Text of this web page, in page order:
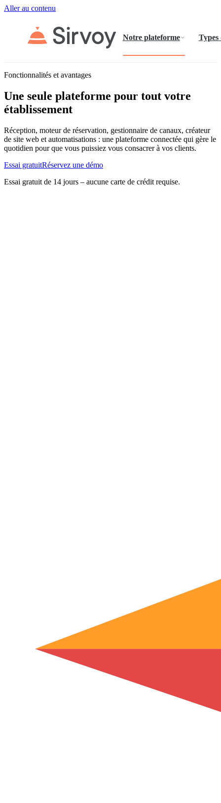
Aller au contenu
Notre plateforme Types
Fonctionnalités et avantages
Une seule plateforme pour tout votre
établissement
Réception, moteur de réservation, gestionnaire de canaux, créateur
de site web et automatisations : une plateforme connectée qui gère le
quotidien pour que vous puissiez vous consacrer à vos clients.
Essai gratuitRéservez une démo
Essai gratuit de 14 jours – aucune carte de crédit requise.